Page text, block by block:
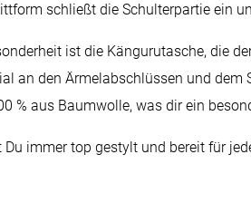
schließt die Schulterpartie ein
ist die Kängurutasche, die
an den Ärmelabschlüssen und dem
% aus Baumwolle, was dir ein
immer top gestylt und bereit für